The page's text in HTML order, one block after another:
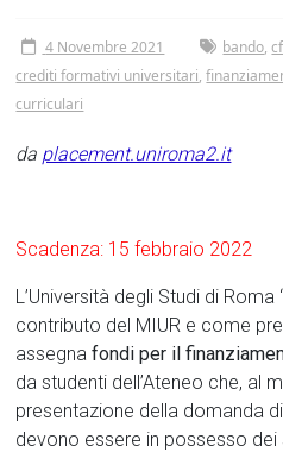
4 Novembre 2021 bando,
crediti formativi universitari,
curriculari
da placement.uniroma2.it
Scadenza: 15 febbraio 2022
L’Università degli Studi di Roma
contributo del MIUR e come
assegnafondi per il
da studenti dell’Ateneo che, al
presentazione della domanda
devono essere in possesso dei